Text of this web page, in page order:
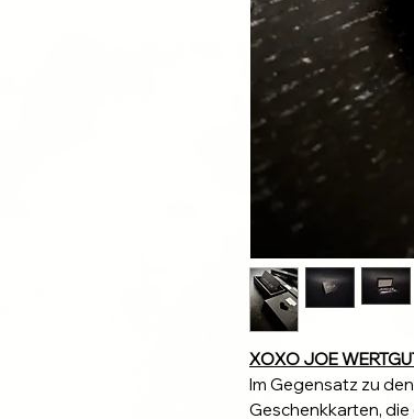
XOXO JOE
Im Gegensatz zu
Geschenkkarten, die